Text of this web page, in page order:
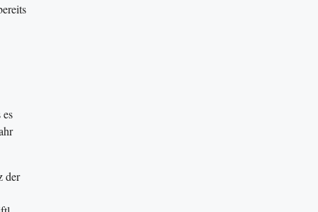
der